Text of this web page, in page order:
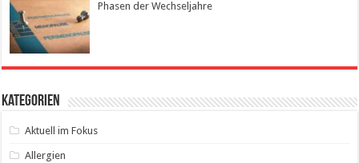
Phasen der Wechseljahre
Kategorien
Aktuell im Fokus
Allergien